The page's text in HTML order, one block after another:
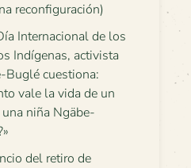
reconfiguración)
Internacional de los
Indígenas, activista
Buglé cuestiona:
vale la vida de un
niña Ngäbe-
del retiro de